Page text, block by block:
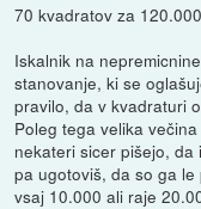
70 kvadratov za
Iskalnik na
stanovanje, ki se
pravilo, da v kvadraturi
Poleg tega velika
nekateri sicer pišejo,
pa ugotoviš, da so ga
vsaj 10.000 ali raje